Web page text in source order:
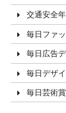
交通安全
毎日ファ
毎日広告
毎日デザ
毎日芸術賞